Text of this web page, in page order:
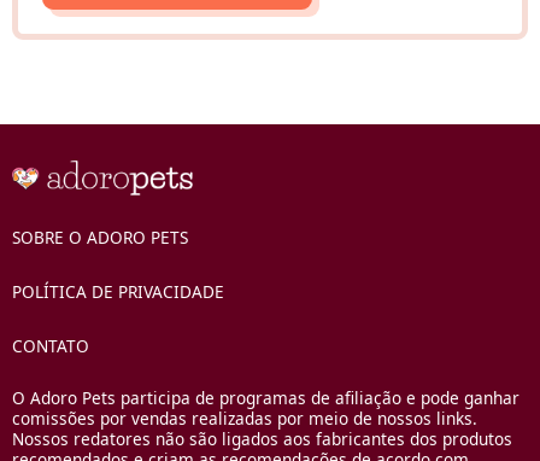
SOBRE O ADORO PETS
POLÍTICA DE PRIVACIDADE
CONTATO
O Adoro Pets participa de programas de afiliação e pode ganhar
comissões por vendas realizadas por meio de nossos links.
Nossos redatores não são ligados aos fabricantes dos produtos